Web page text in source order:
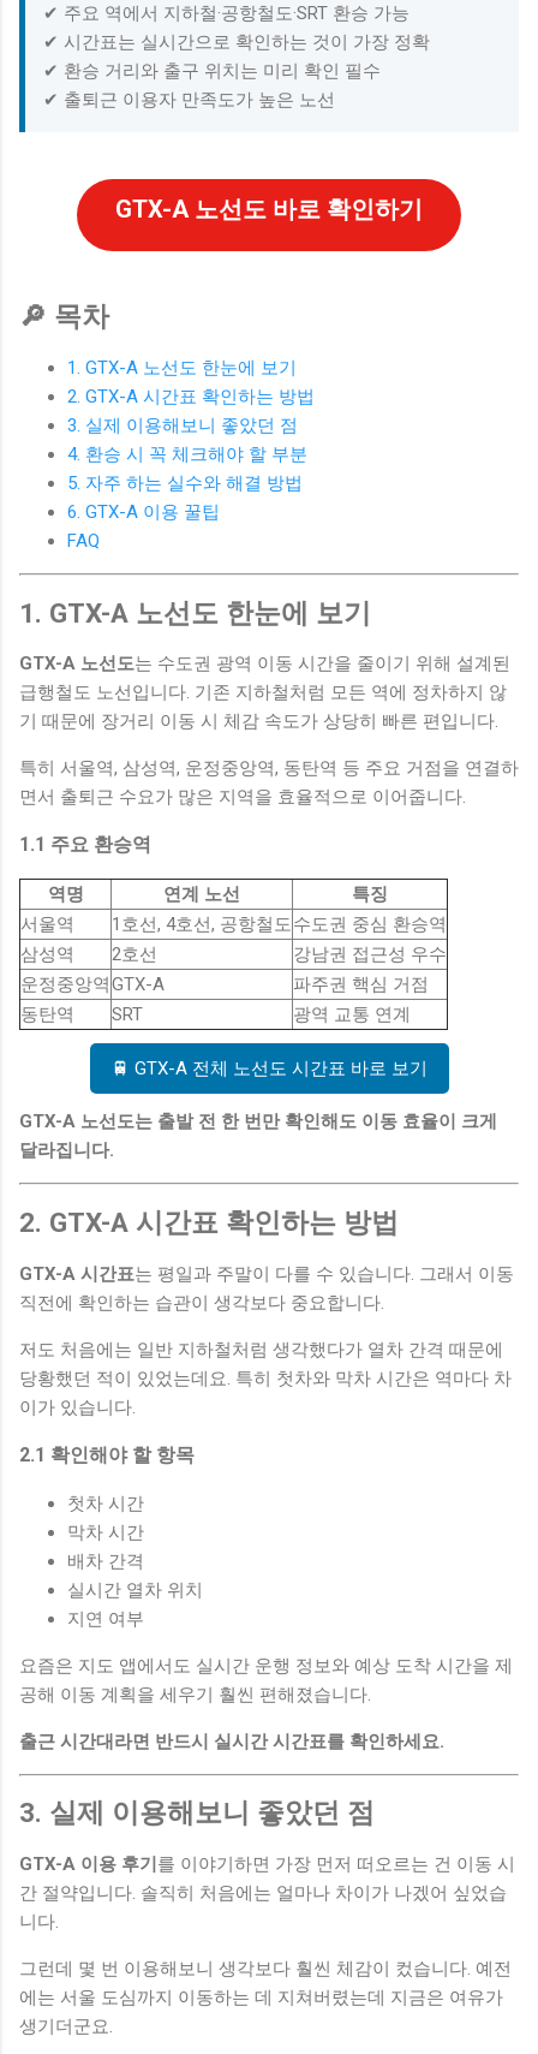
✔ 주요 역에서 지하철·공항철도·SRT 환승 가능
✔ 시간표는 실시간으로 확인하는 것이 가장 정확
✔ 환승 거리와 출구 위치는 미리 확인 필수
✔ 출퇴근 이용자 만족도가 높은 노선
GTX-A 노선도 바로 확인하기
🔎 목차
1. GTX-A 노선도 한눈에 보기
2. GTX-A 시간표 확인하는 방법
3. 실제 이용해보니 좋았던 점
4. 환승 시 꼭 체크해야 할 부분
5. 자주 하는 실수와 해결 방법
6. GTX-A 이용 꿀팁
FAQ
1. GTX-A 노선도 한눈에 보기
GTX-A 노선도는 수도권 광역 이동 시간을 줄이기 위해 설계된
급행철도 노선입니다. 기존 지하철처럼 모든 역에 정차하지 않
기 때문에 장거리 이동 시 체감 속도가 상당히 빠른 편입니다.
특히 서울역, 삼성역, 운정중앙역, 동탄역 등 주요 거점을 연결하
면서 출퇴근 수요가 많은 지역을 효율적으로 이어줍니다.
1.1 주요 환승역
역명 연계 노선
특징
서울역
1호선, 4호선, 공항철도수도권 중심 환승역
삼성역
2호선
강남권 접근성 우수
운정중앙역GTX-A
파주권 핵심 거점
동탄역
SRT 광역 교통 연계
🚆 GTX-A 전체 노선도 시간표 바로 보기
GTX-A 노선도는 출발 전 한 번만 확인해도 이동 효율이 크게
달라집니다.
2. GTX-A 시간표 확인하는 방법
GTX-A 시간표는 평일과 주말이 다를 수 있습니다. 그래서 이동
직전에 확인하는 습관이 생각보다 중요합니다.
저도 처음에는 일반 지하철처럼 생각했다가 열차 간격 때문에
당황했던 적이 있었는데요. 특히 첫차와 막차 시간은 역마다 차
이가 있습니다.
2.1 확인해야 할 항목
첫차 시간
막차 시간
배차 간격
실시간 열차 위치
지연 여부
요즘은 지도 앱에서도 실시간 운행 정보와 예상 도착 시간을 제
공해 이동 계획을 세우기 훨씬 편해졌습니다.
출근 시간대라면 반드시 실시간 시간표를 확인하세요.
3. 실제 이용해보니 좋았던 점
GTX-A 이용 후기 를 이야기하면 가장 먼저 떠오르는 건 이동 시
간 절약입니다. 솔직히 처음에는 얼마나 차이가 나겠어 싶었습
니다.
그런데 몇 번 이용해보니 생각보다 훨씬 체감이 컸습니다. 예전
에는 서울 도심까지 이동하는 데 지쳐버렸는데 지금은 여유가
생기더군요.